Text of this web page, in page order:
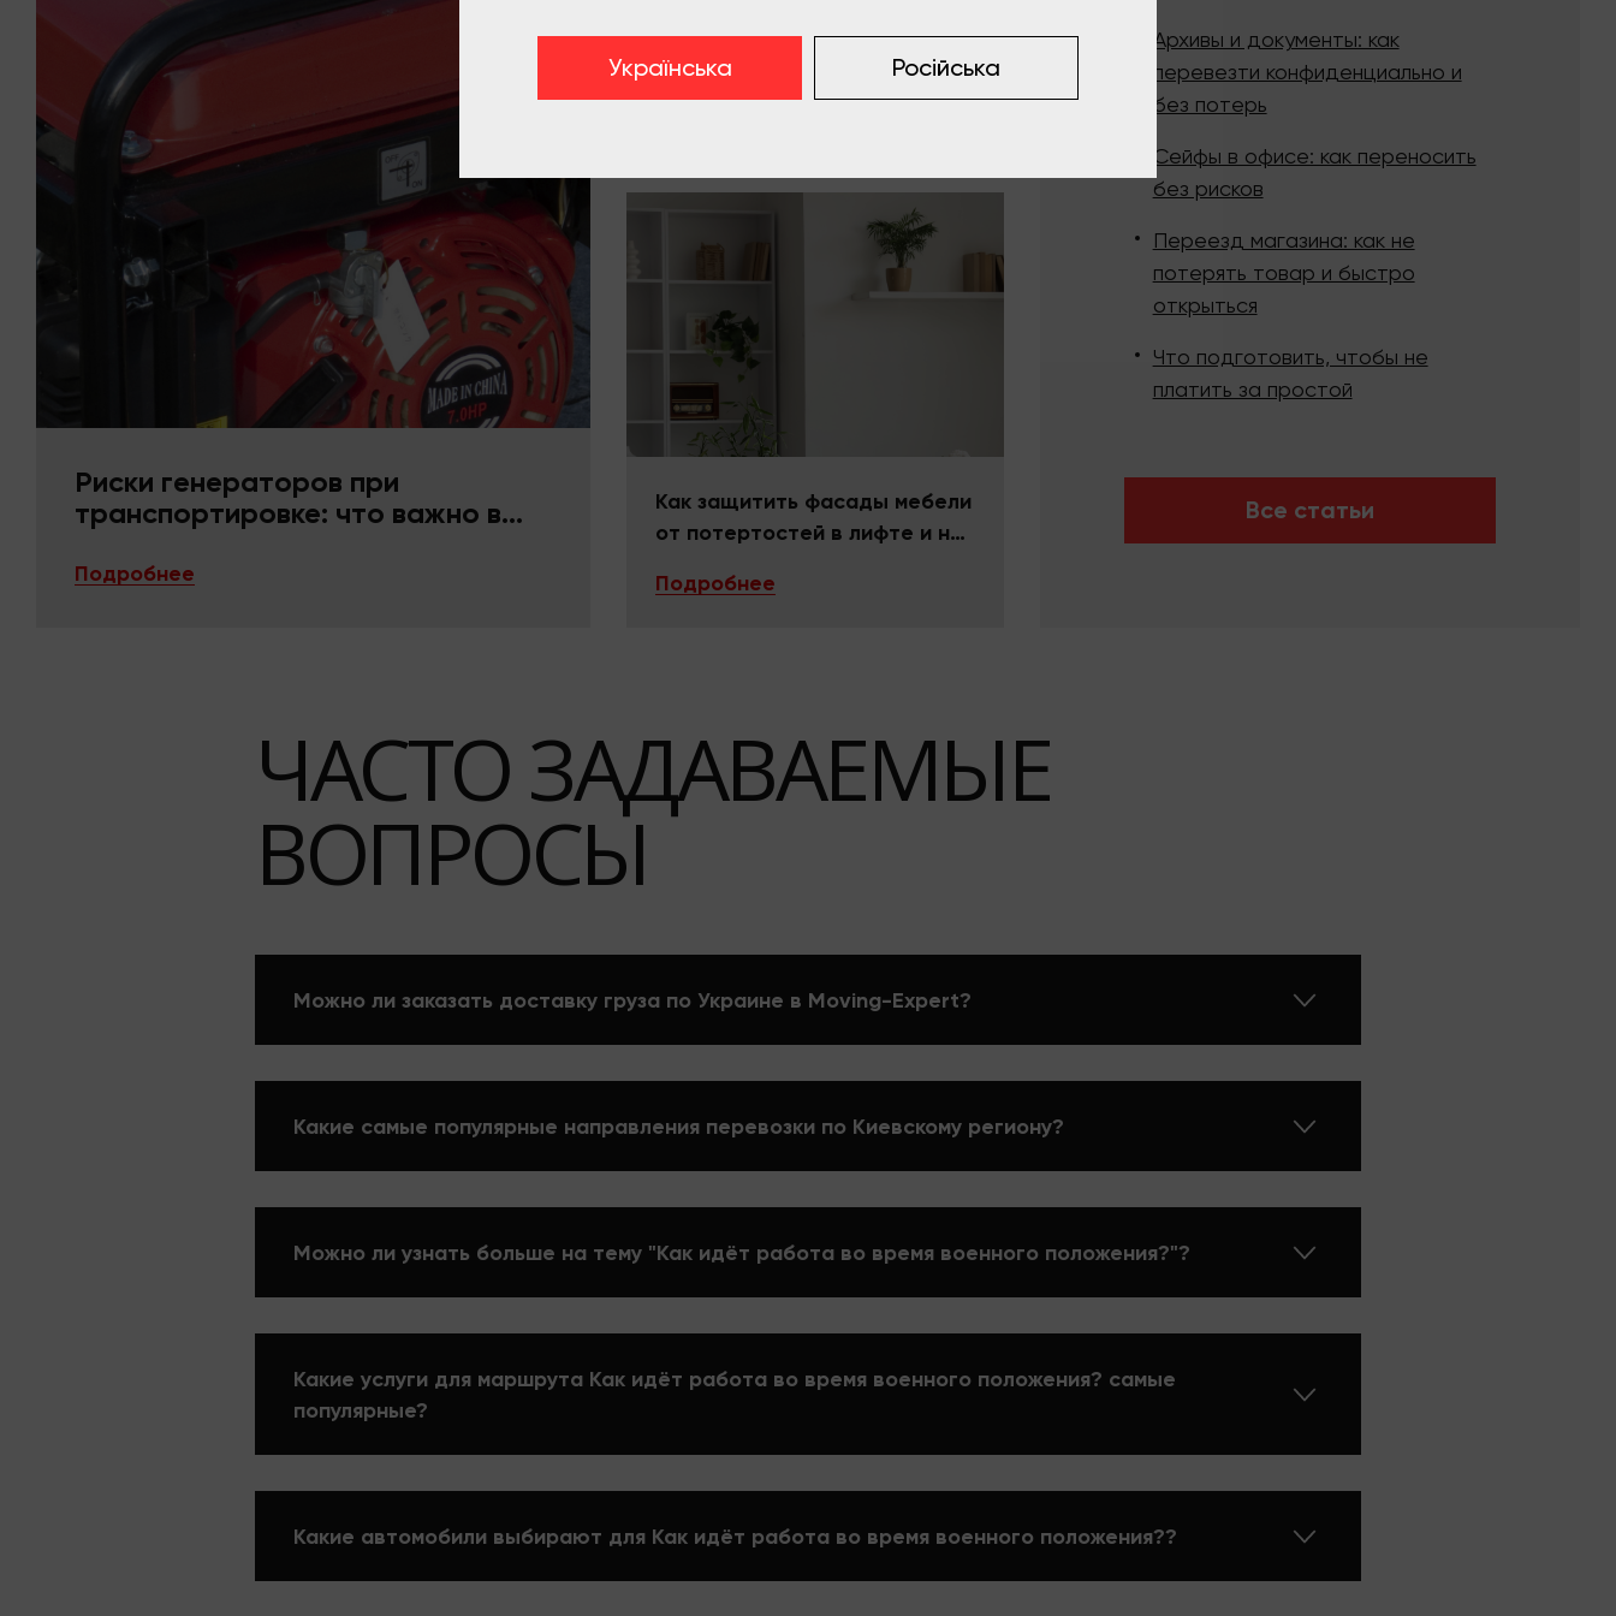
Риски генераторов при
транспортировке: что важно в
Подробнее
Где пропадает время при
переезде: 12 точек потерь и
Как защитить фасады мебели
от потертостей в лифте и на
Подробнее
Архивы и документы: как
перевезти конфиденциально и
без потерь
Сейфы в офисе: как переносить
без рисков
Переезд магазина: как не
потерять товар и быстро
открыться
Что подготовить, чтобы не
платить за простой
Все статьи
ЧАСТО ЗАДАВАЕМЫЕ
ВОПРОСЫ
Можно ли заказать доставку груза по Украине в Moving-Expert?
Какие самые популярные направления перевозки по Киевскому региону?
Можно ли узнать больше на тему "Как идёт работа во время военного положения?"?
Какие услуги для маршрута Как идёт работа во время военного положения? самые
популярные?
Какие автомобили выбирают для Как идёт работа во время военного положения??
Українська Російська